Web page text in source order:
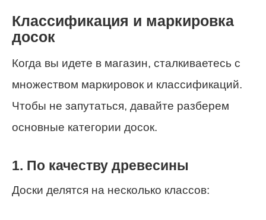
Классификация и маркировка
досок
Когда вы идете в магазин, сталкиваетесь с
множеством маркировок и классификаций.
Чтобы не запутаться, давайте разберем
основные категории досок.
1. По качеству древесины
Доски делятся на несколько классов: